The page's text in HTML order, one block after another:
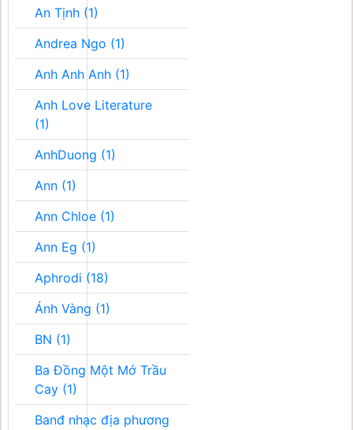
An Tịnh (1)
Andrea Ngo (1)
Anh Anh Anh (1)
Anh Love Literature
(1)
AnhDuong (1)
Ann (1)
Ann Chloe (1)
Ann Eg (1)
Aphrodi (18)
Ánh Vàng (1)
BN (1)
Ba Đồng Một Mớ Trầu
Cay (1)
Banđ nhạc địa phương